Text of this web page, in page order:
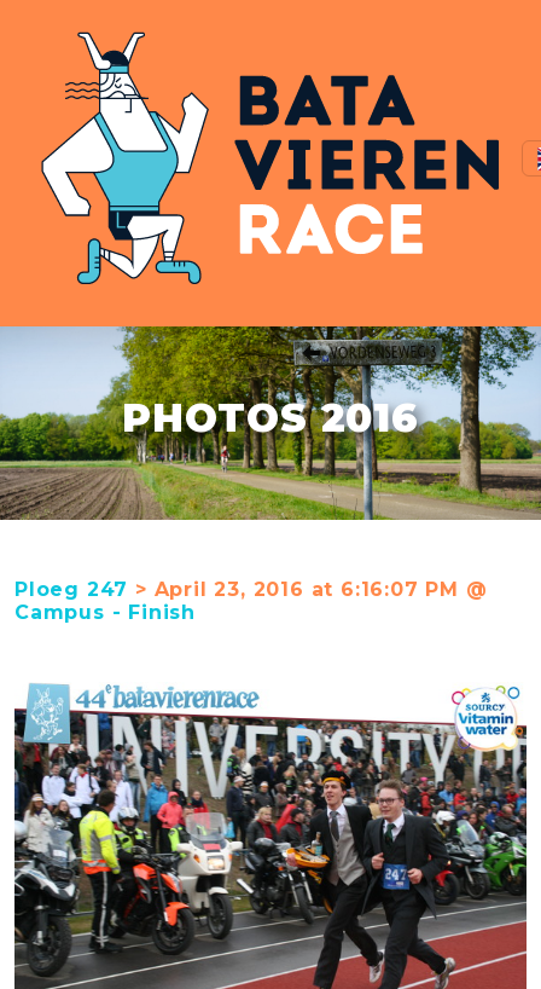
PHOTOS 2016
Ploeg 247 > April 23, 2016 at 6:16:07 PM @
Campus - Finish